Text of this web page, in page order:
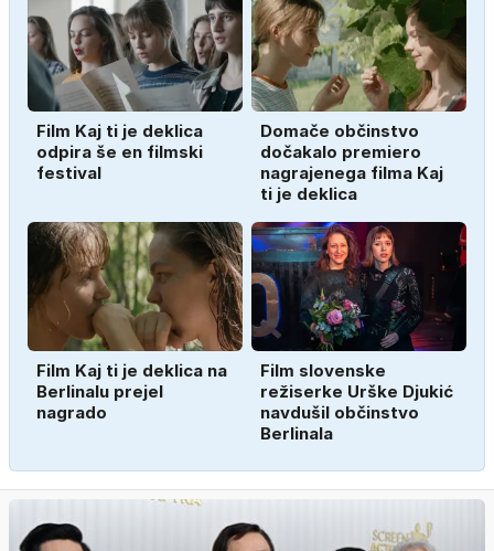
Film Kaj ti je deklica
odpira še en filmski
festival
Domače občinstvo
dočakalo premiero
nagrajenega filma Kaj
ti je deklica
Film Kaj ti je deklica na
Berlinalu prejel
nagrado
Film slovenske
režiserke Urške Djukić
navdušil občinstvo
Berlinala